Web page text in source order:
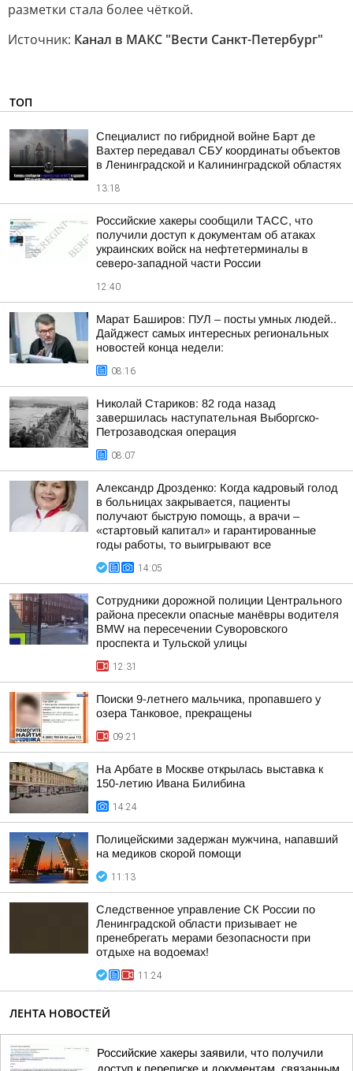
разметки стала более чёткой.
Источник: Канал в МАКС "Вести Санкт-Петербург"
ТОП
Специалист по гибридной войне Барт де
Вахтер передавал СБУ координаты объектов
в Ленинградской и Калининградской областях
13:18
Российские хакеры сообщили ТАСС, что
получили доступ к документам об атаках
украинских войск на нефтетерминалы в
северо-западной части России
12:40
Марат Баширов: ПУЛ – посты умных людей..
Дайджест самых интересных региональных
новостей конца недели:
08:16
Николай Стариков: 82 года назад
завершилась наступательная Выборгско-
Петрозаводская операция
08:07
Александр Дрозденко: Когда кадровый голод
в больницах закрывается, пациенты
получают быструю помощь, а врачи –
«стартовый капитал» и гарантированные
годы работы, то выигрывают все
14:05
Сотрудники дорожной полиции Центрального
района пресекли опасные манёвры водителя
BMW на пересечении Суворовского
проспекта и Тульской улицы
12:31
Поиски 9-летнего мальчика, пропавшего у
озера Танковое, прекращены
09:21
На Арбате в Москве открылась выставка к
150-летию Ивана Билибина
14:24
Полицейскими задержан мужчина, напавший
на медиков скорой помощи
11:13
Следственное управление СК России по
Ленинградской области призывает не
пренебрегать мерами безопасности при
отдыхе на водоемах!
11:24
ЛЕНТА НОВОСТЕЙ
Российские хакеры заявили, что получили